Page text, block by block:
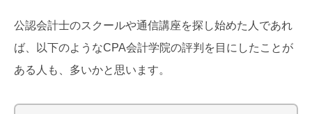
公認会計士のスクールや通信講座を探し始めた人であれ
ば、以下のようなCPA会計学院の評判を目にしたことが
ある人も、多いかと思います。